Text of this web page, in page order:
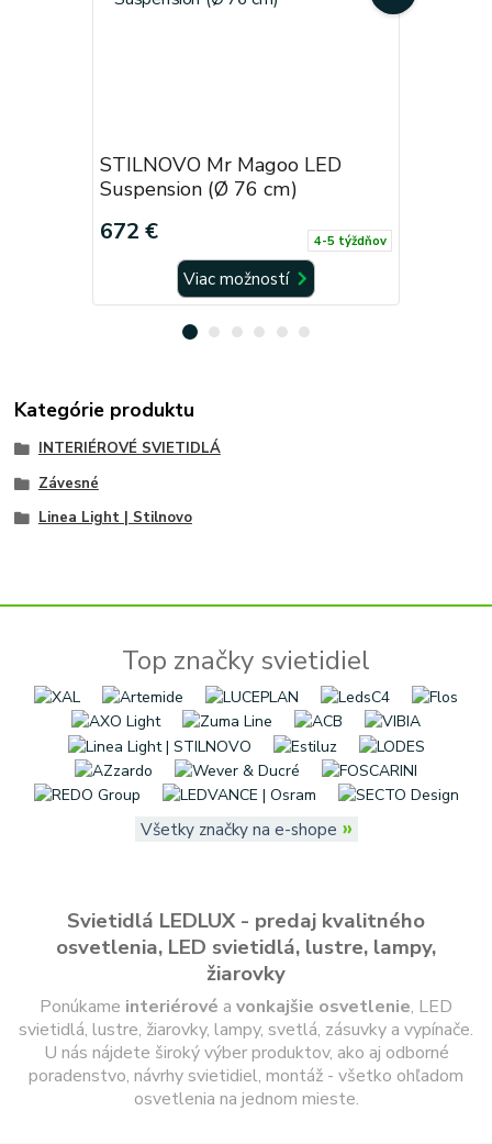
STILNOVO Mr Magoo LED
Suspension (Ø 76 cm)
672 € 4-5 týždňov
Viac možností
Kategórie produktu
INTERIÉROVÉ SVIETIDLÁ
Závesné
Linea Light | Stilnovo
Top značky svietidiel
Všetky značky na e-shope »
Svietidlá LEDLUX - predaj kvalitného
osvetlenia, LED svietidlá, lustre, lampy,
žiarovky
Ponúkame interiérové a vonkajšie osvetlenie, LED
svietidlá, lustre, žiarovky, lampy, svetlá, zásuvky a vypínače.
U nás nájdete široký výber produktov, ako aj odborné
poradenstvo, návrhy svietidiel, montáž - všetko ohľadom
osvetlenia na jednom mieste.